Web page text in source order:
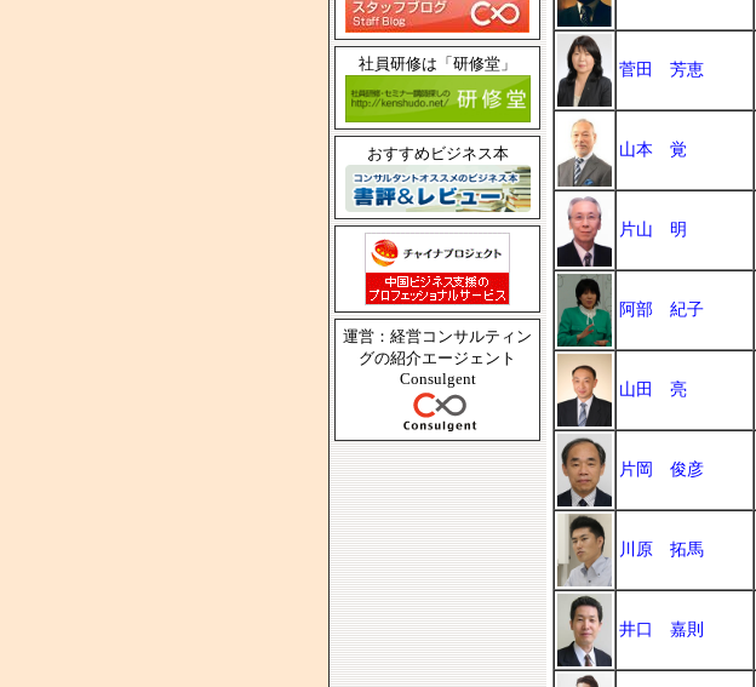
社員研修は「研修堂」
おすすめビジネス本
運営：経営コンサルティン
グの紹介エージェント
Consulgent
菅田 芳恵
山本 覚
片山 明
阿部 紀子
山田 亮
片岡 俊彦
川原 拓馬
井口 嘉則